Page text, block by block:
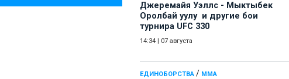
Джеремайя Уэллс - Мыктыбек
Оролбай уулу и другие бои
турнира UFC 330
14:34 07 августа
ЕДИНОБОРСТВА / ММА